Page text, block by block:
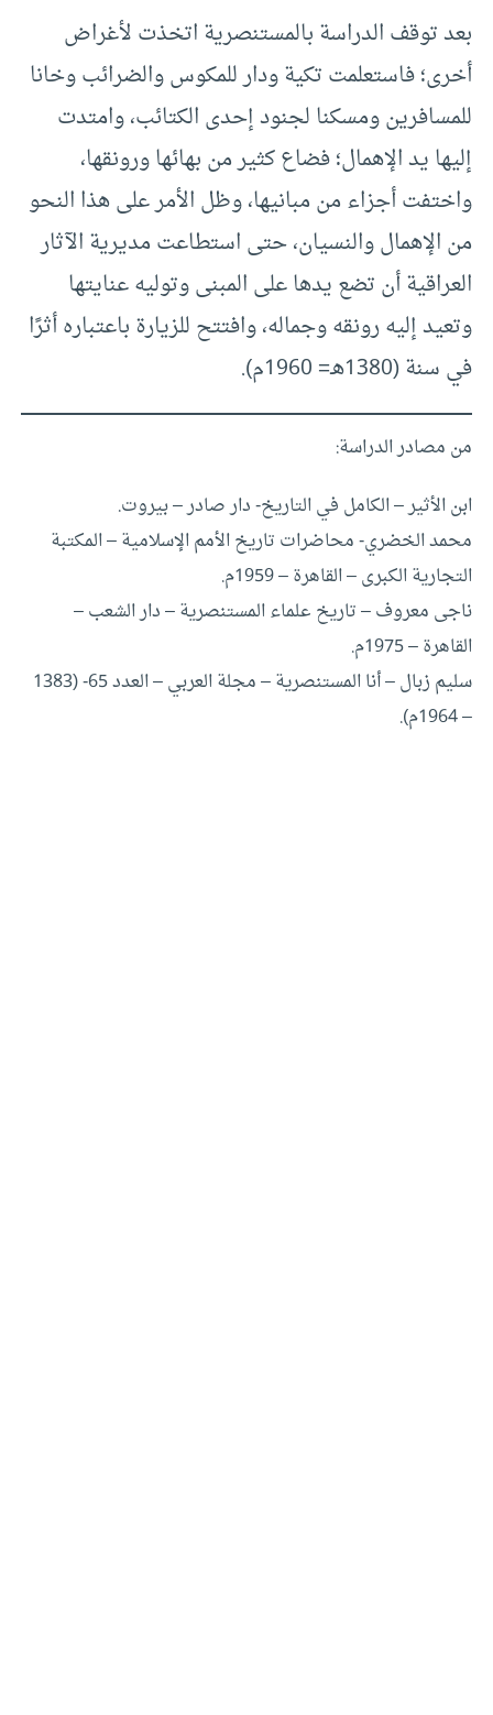
بعد توقف الدراسة بالمستنصرية اتخذت لأغراض
أخرى؛ فاستعلمت تكية ودار للمكوس والضرائب وخانا
للمسافرين ومسكنا لجنود إحدى الكتائب، وامتدت
إليها يد الإهمال؛ فضاع كثير من بهائها ورونقها،
واختفت أجزاء من مبانيها، وظل الأمر على هذا النحو
من الإهمال والنسيان، حتى استطاعت مديرية الآثار
العراقية أن تضع يدها على المبنى وتوليه عنايتها
وتعيد إليه رونقه وجماله، وافتتح للزيارة باعتباره أثرًا
في سنة (1380هـ= 1960م).
من مصادر الدراسة:
ابن الأثير – الكامل في التاريخ- دار صادر – بيروت.
محمد الخضري- محاضرات تاريخ الأمم الإسلامية – المكتبة
التجارية الكبرى – القاهرة – 1959م.
ناجى معروف – تاريخ علماء المستنصرية – دار الشعب –
القاهرة – 1975م.
سليم زبال – أنا المستنصرية – مجلة العربي – العدد 65- (1383
– 1964م).